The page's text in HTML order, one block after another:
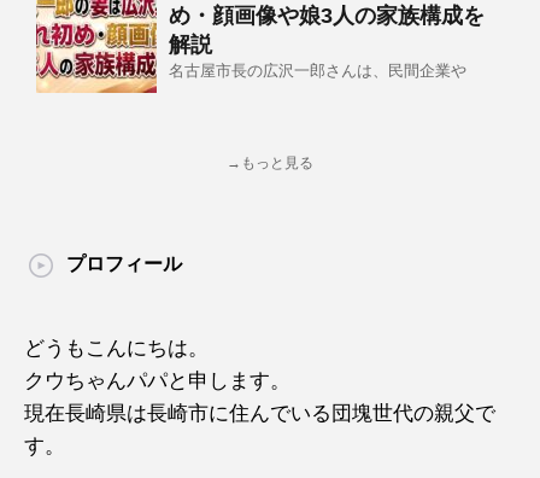
め・顔画像や娘3人の家族構成を
解説
名古屋市長の広沢一郎さんは、民間企業や
→もっと見る
プロフィール
どうもこんにちは。
クウちゃんパパと申します。
現在長崎県は長崎市に住んでいる団塊世代の親父で
す。